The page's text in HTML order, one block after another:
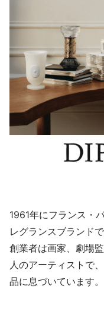
1961年にフランス・
レグランスブランドで
創業者は画家、劇場
人のアーティストで
品に息づいています。